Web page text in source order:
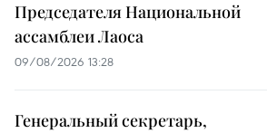
Председателя Национальной
ассамблеи Лаоса
09/08/2026 13:28
Генеральный секретарь,